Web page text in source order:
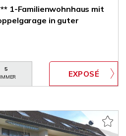
1-Familienwohnhaus mit
in guter
5